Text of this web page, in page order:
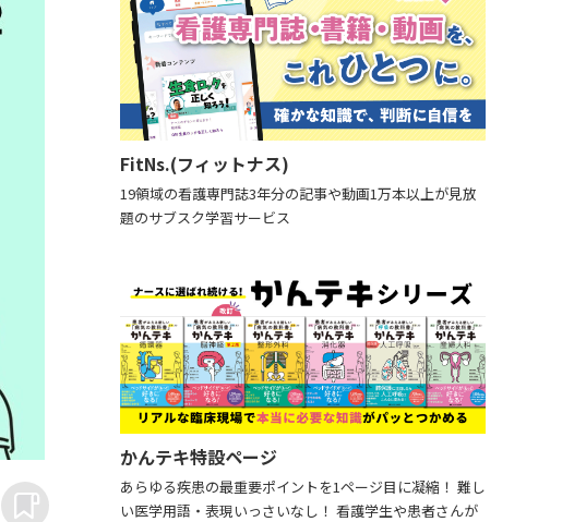
FitNs.(フィットナス)
19領域の看護専門誌3年分の記事や動画1万本以上が見放
題のサブスク学習サービス
かんテキ特設ページ
あらゆる疾患の最重要ポイントを1ページ目に凝縮！ 難し
い医学用語・表現いっさいなし！ 看護学生や患者さんが